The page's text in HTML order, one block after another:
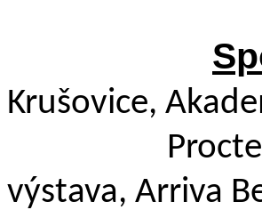
Krušovice,
Procter &
výstava, Arriva